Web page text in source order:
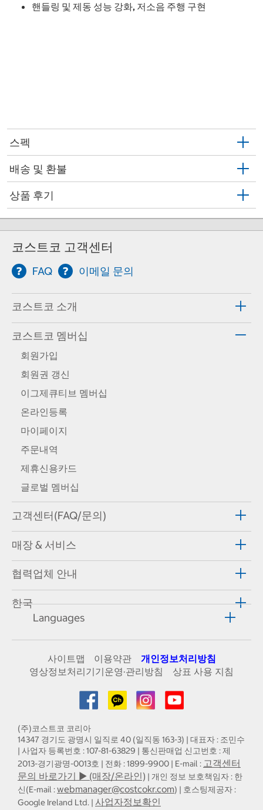
핸들링 및 제동 성능 강화, 저소음 주행 구현
스펙
배송 및 환불
상품 후기
코스트코 고객센터
FAQ 이메일 문의
코스트코 소개
코스트코 멤버십
회원가입
회원권 갱신
이그제큐티브 멤버십
온라인등록
마이페이지
주문내역
제휴신용카드
글로벌 멤버십
고객센터(FAQ/문의)
매장 & 서비스
협력업체 안내
한국
Languages
사이트맵 이용약관
개인정보처리방침
영상정보처리기기운영·관리방침
상표 사용 지침
(주)코스트코 코리아
14347 경기도 광명시 일직로 40 (일직동 163-3) | 대표자 : 조민수
| 사업자 등록번호 : 107-81-63829 | 통신판매업 신고번호 : 제
2013-경기광명-0013호 | 전화 : 1899-9900 | E-mail : 고객센터
문의 바로가기 ▶ (매장/온라인) | 개인 정보 보호책임자 : 한
신(E-mail :webmanager@costcokr.com) | 호스팅제공자 :
Google Ireland Ltd. | 사업자정보확인